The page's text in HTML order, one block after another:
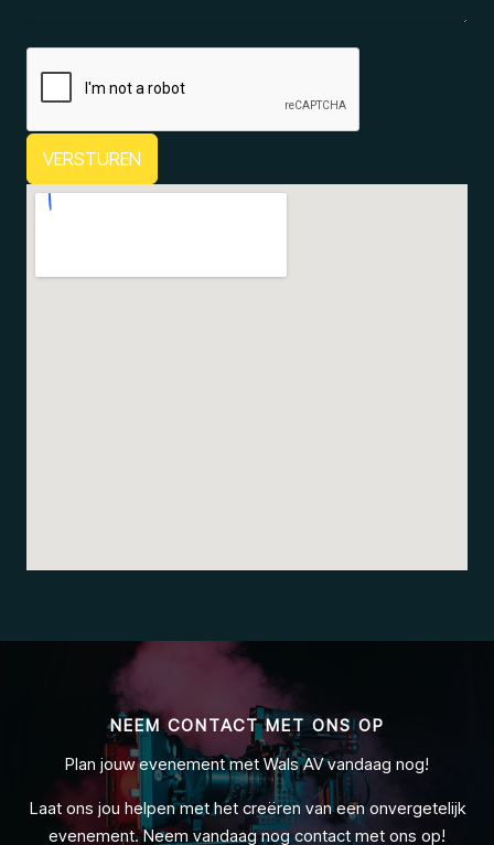
VERSTUREN
NEEM CONTACT MET ONS OP
Plan jouw evenement met Wals AV vandaag nog!
Laat ons jou helpen met het creëren van een onvergetelijk
evenement. Neem vandaag nog contact met ons op!